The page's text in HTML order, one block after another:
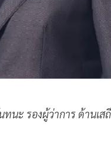
นะ รองผู้ว่าการ ด้านเส